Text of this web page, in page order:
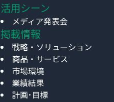
活用シーン
メディア発表会
掲載情報
戦略・ソリューション
商品・サービス
市場環境
業績結果
計画･目標